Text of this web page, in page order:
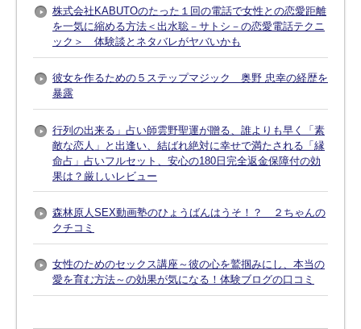
株式会社KABUTOのたった１回の電話で女性との恋愛距離
を一気に縮める方法＜出水聡－サトシ－の恋愛電話テクニ
ック＞ 体験談とネタバレがヤバいかも
彼女を作るための５ステップマジック 奥野 忠幸の経歴を
暴露
行列の出来る」占い師雲野聖運が贈る、誰よりも早く「素
敵な恋人」と出逢い、結ばれ絶対に幸せで満たされる「縁
命占」占いフルセット、安心の180日完全返金保障付の効
果は？厳しいレビュー
森林原人SEX動画塾のひょうばんはうそ！？ ２ちゃんの
クチコミ
女性のためのセックス講座～彼の心を鷲掴みにし、本当の
愛を育む方法～の効果が気になる！体験ブログの口コミ